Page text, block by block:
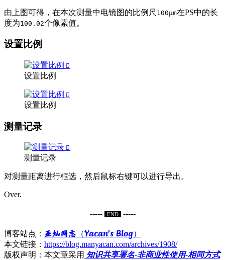
由上图可得，在本次测量中电镜图的比例尺 100μm在PS中的长
度为100.02个像素值。
设置比例
设置比例
设置比例
测量记录
测量记录
对测量距离进行框选，然后鼠标右键可以进行导出。
Over.
----- END -----
博客站点： 亚灿网志（Yacan's Blog）
本文链接： https://blog.manyacan.com/archives/1908/
版权声明：本文章采用 知识共享署名-非商业性使用-相同方式